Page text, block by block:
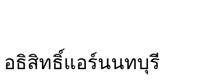
อธิสิทธิ์แอร์นนทบุรี